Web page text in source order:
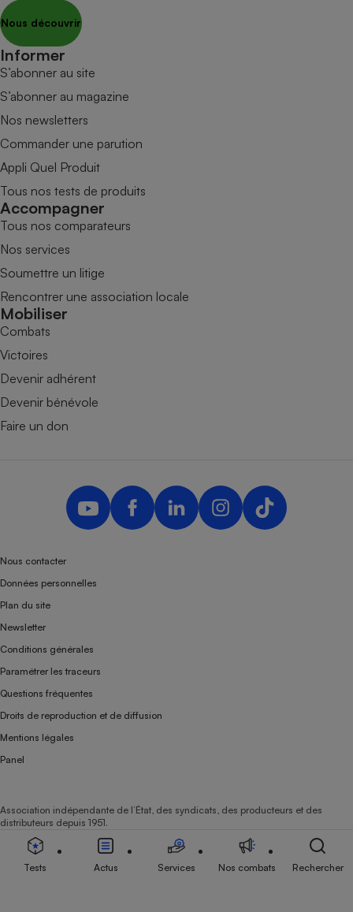
Nous découvrir
Informer
S’abonner au site
S’abonner au magazine
Nos newsletters
Commander une parution
Appli Quel Produit
Tous nos tests de produits
Accompagner
Tous nos comparateurs
Nos services
Soumettre un litige
Rencontrer une association locale
Mobiliser
Combats
Victoires
Devenir adhérent
Devenir bénévole
Faire un don
Nous contacter
Données personnelles
Plan du site
Newsletter
Conditions générales
Paramétrer les traceurs
Questions fréquentes
Droits de reproduction et de diffusion
Mentions légales
Panel
Association indépendante de l’État, des syndicats, des producteurs et des
distributeurs depuis 1951.
Tests Actus Services Nos combats Rechercher